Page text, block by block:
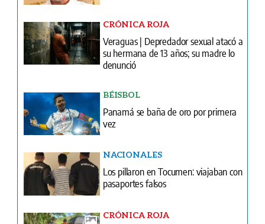
CRÓNICA ROJA
Veraguas | Depredador sexual atacó a
su hermana de 13 años; su madre lo
denunció
BÉISBOL
Panamá se baña de oro por primera
vez
NACIONALES
Los pillaron en Tocumen: viajaban con
pasaportes falsos
CRÓNICA ROJA